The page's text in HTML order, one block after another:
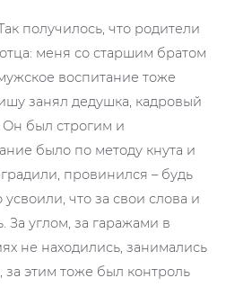
получилось, что родители
меня со старшим братом
воспитание тоже
занял дедушка, кадровый
был строгим и
было по методу кнута и
провинился – будь
что за свои слова и
За углом, за гаражами в
не находились, занимались
этим тоже был контроль